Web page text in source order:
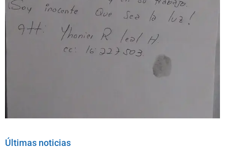
Últimas noticias